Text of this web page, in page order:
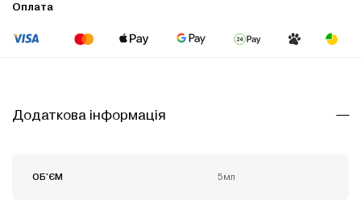
Оплата
Додаткова інформація
ОБ'ЄМ 5мл